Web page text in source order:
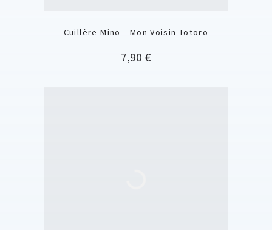
Cuillère Mino - Mon Voisin Totoro
Prix
7,90 €